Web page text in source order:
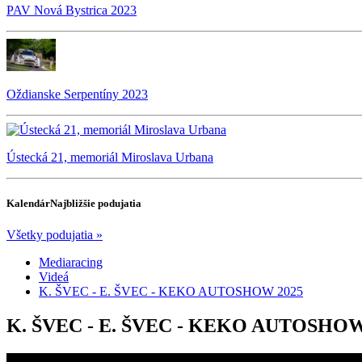
PAV Nová Bystrica 2023
Oždianske Serpentíny 2023
Ústecká 21, memoriál Miroslava Urbana
KalendárNajbližšie podujatia
Všetky podujatia »
Mediaracing
Videá
K. ŠVEC - E. ŠVEC - KEKO AUTOSHOW 2025
K. ŠVEC - E. ŠVEC - KEKO